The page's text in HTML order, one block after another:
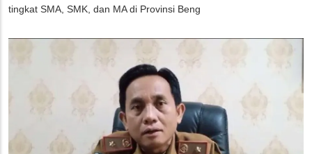
tingkat SMA, SMK, dan MA di Provinsi Beng